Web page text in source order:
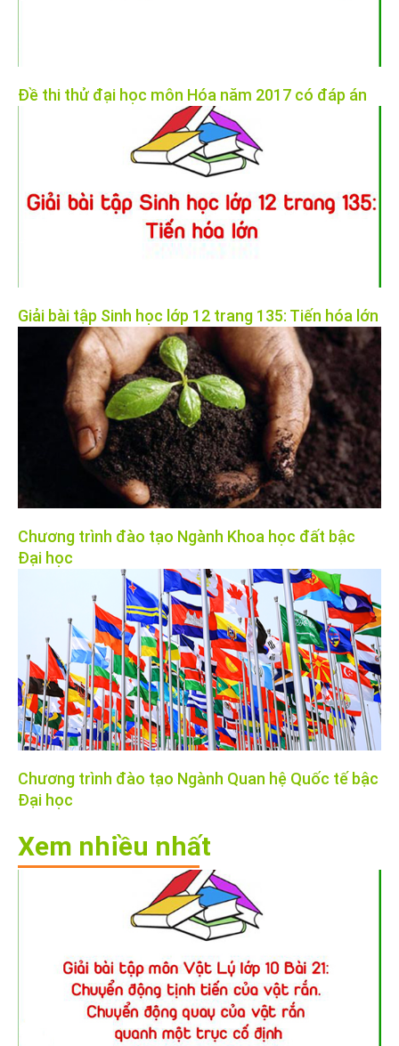
Đề thi thử đại học môn Hóa năm 2017 có đáp án
Giải bài tập Sinh học lớp 12 trang 135: Tiến hóa lớn
Chương trình đào tạo Ngành Khoa học đất bậc
Đại học
Chương trình đào tạo Ngành Quan hệ Quốc tế bậc
Đại học
Xem nhiều nhất